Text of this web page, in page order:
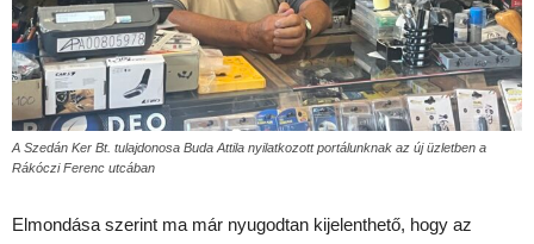
A Szedán Ker Bt. tulajdonosa Buda Attila nyilatkozott portálunknak az új üzletben a
Rákóczi Ferenc utcában
Elmondása szerint ma már nyugodtan kijelenthető, hogy az